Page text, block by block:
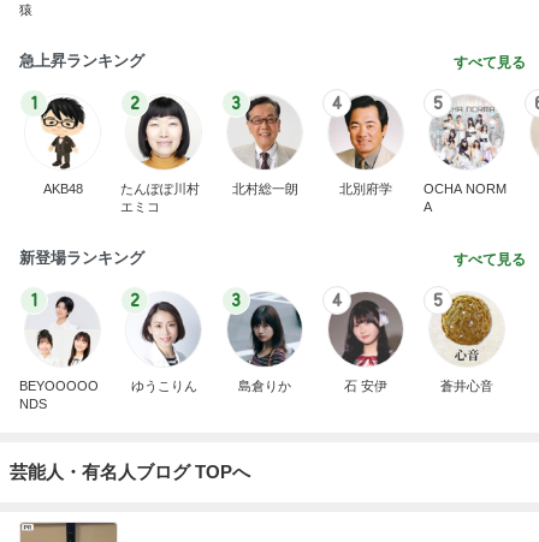
猿
急上昇ランキング すべて見る
1
AKB48
2
たんぽぽ川村
エミコ
3
北村総一朗
4
北別府学
5
OCHA NORM
A
新登場ランキング すべて見る
1
BEYOOOOO
NDS
2
ゆうこりん
3
島倉りか
4
石 安伊
5
蒼井心音
芸能人・有名人ブログ TOPへ